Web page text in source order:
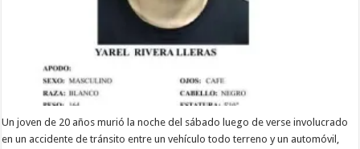
Un joven de 20 años murió la noche del sábado luego de verse involucrado
en un accidente de tránsito entre un vehículo todo terreno y un automóvil,